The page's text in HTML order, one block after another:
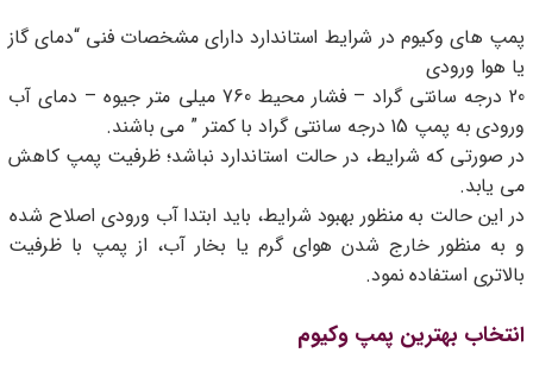
پمپ های وکیوم در شرایط استاندارد دارای مشخصات فنی “دمای گاز
یا هوا ورودی
20 درجه سانتی گراد – فشار محیط 760 میلی متر جیوه – دمای آب
ورودی به پمپ 15 درجه سانتی گراد با کمتر ” می باشند.
در صورتی که شرایط، در حالت استاندارد نباشد؛ ظرفیت پمپ کاهش
می یابد.
در این حالت به منظور بهبود شرایط، باید ابتدا آب ورودی اصلاح شده
و به منظور خارج شدن هوای گرم یا بخار آب، از پمپ با ظرفیت
بالاتری استفاده نمود.
انتخاب بهترین پمپ وکیوم